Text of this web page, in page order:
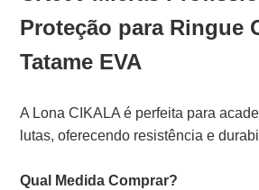
Proteção para Ringue
Tatame EVA
A Lona CIKALA é perfeita para
lutas, oferecendo resistência e
Qual Medida Comprar?